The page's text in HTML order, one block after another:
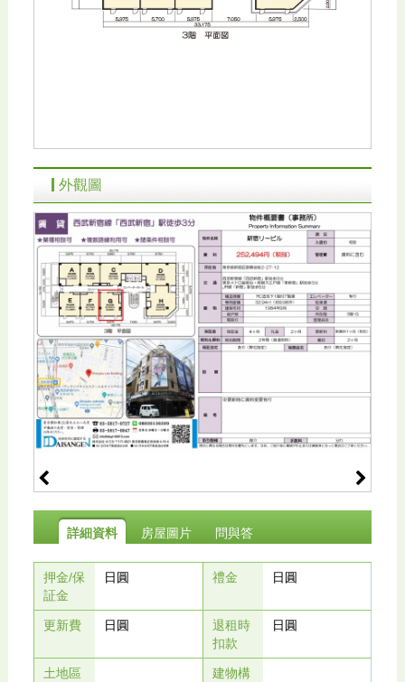
外觀圖
詳細資料 房屋圖片 問與答
押金/保
証金
日圓 禮金 日圓
更新費 日圓
退租時
扣款
日圓
土地區 建物構